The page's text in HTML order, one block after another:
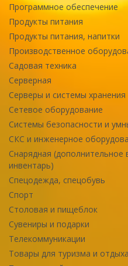
Программное обеспечение
Продукты питания
Продукты питания, напитки
Производственное
Садовая техника
Серверная
Серверы и системы
Сетевое оборудование
Системы безопасности и
СКС и инженерное
Снарядная
инвентарь)
Спецодежда, спецобувь
Спорт
Столовая и пищеблок
Сувениры и подарки
Телекоммуникации
Товары для туризма и отдыха